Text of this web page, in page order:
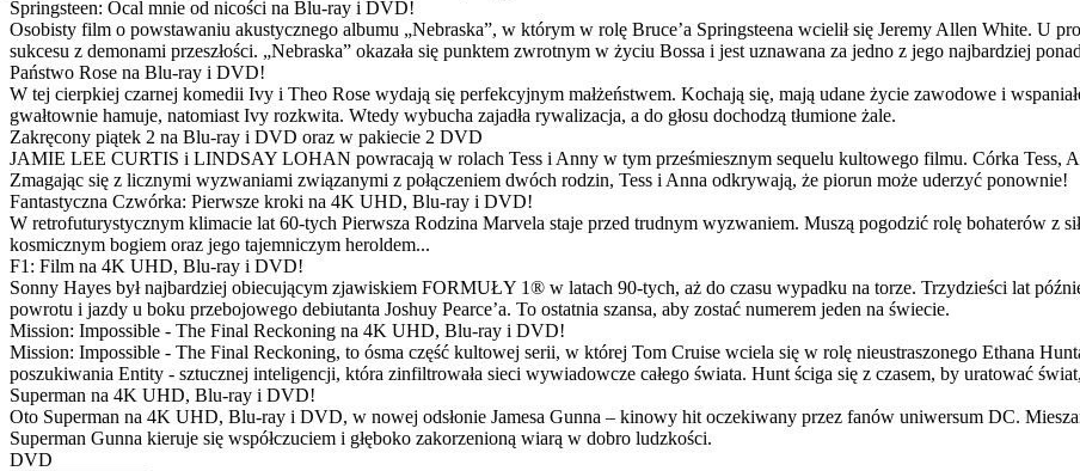
Springsteen: Ocal mnie od nicości na Blu-ray i DVD!
Osobisty film o powstawaniu akustycznego albumu „Nebraska”, w którym w rolę Bruce’a Springsteena wcielił się Jeremy Allen White. U
sukcesu z demonami przeszłości. „Nebraska” okazała się punktem zwrotnym w życiu Bossa i jest uznawana za jedno z jego najbardziej
Państwo Rose na Blu-ray i DVD!
W tej cierpkiej czarnej komedii Ivy i Theo Rose wydają się perfekcyjnym małżeństwem. Kochają się, mają udane życie zawodowe i
gwałtownie hamuje, natomiast Ivy rozkwita. Wtedy wybucha zajadła rywalizacja, a do głosu dochodzą tłumione żale.
Zakręcony piątek 2 na Blu-ray i DVD oraz w pakiecie 2 DVD
JAMIE LEE CURTIS i LINDSAY LOHAN powracają w rolach Tess i Anny w tym prześmiesznym sequelu kultowego filmu. Córka Tess,
Zmagając się z licznymi wyzwaniami związanymi z połączeniem dwóch rodzin, Tess i Anna odkrywają, że piorun może uderzyć ponownie!
Fantastyczna Czwórka: Pierwsze kroki na 4K UHD, Blu-ray i DVD!
W retrofuturystycznym klimacie lat 60-tych Pierwsza Rodzina Marvela staje przed trudnym wyzwaniem. Muszą pogodzić rolę bohaterów z
kosmicznym bogiem oraz jego tajemniczym heroldem...
F1: Film na 4K UHD, Blu-ray i DVD!
Sonny Hayes był najbardziej obiecującym zjawiskiem FORMUŁY 1® w latach 90-tych, aż do czasu wypadku na torze. Trzydzieści lat
powrotu i jazdy u boku przebojowego debiutanta Joshuy Pearce’a. To ostatnia szansa, aby zostać numerem jeden na świecie.
Mission: Impossible - The Final Reckoning na 4K UHD, Blu-ray i DVD!
Mission: Impossible - The Final Reckoning, to ósma część kultowej serii, w której Tom Cruise wciela się w rolę nieustraszonego Ethana
poszukiwania Entity - sztucznej inteligencji, która zinfiltrowała sieci wywiadowcze całego świata. Hunt ściga się z czasem, by uratować
Superman na 4K UHD, Blu-ray i DVD!
Oto Superman na 4K UHD, Blu-ray i DVD, w nowej odsłonie Jamesa Gunna – kinowy hit oczekiwany przez fanów uniwersum DC.
Superman Gunna kieruje się współczuciem i głęboko zakorzenioną wiarą w dobro ludzkości.
DVD